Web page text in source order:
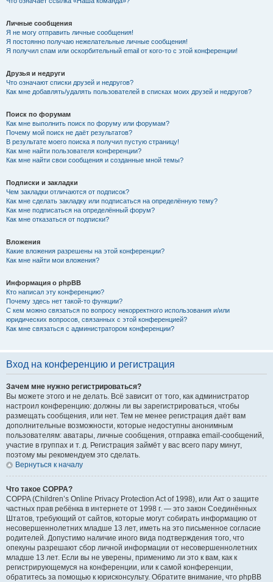
Личные сообщения
Я не могу отправить личные сообщения!
Я постоянно получаю нежелательные личные сообщения!
Я получил спам или оскорбительный email от кого-то с этой конференции!
Друзья и недруги
Что означают списки друзей и недругов?
Как мне добавлять/удалять пользователей в списках моих друзей и недругов?
Поиск по форумам
Как мне выполнить поиск по форуму или форумам?
Почему мой поиск не даёт результатов?
В результате моего поиска я получил пустую страницу!
Как мне найти пользователя конференции?
Как мне найти свои сообщения и созданные мной темы?
Подписки и закладки
Чем закладки отличаются от подписок?
Как мне сделать закладку или подписаться на определённую тему?
Как мне подписаться на определённый форум?
Как мне отказаться от подписки?
Вложения
Какие вложения разрешены на этой конференции?
Как мне найти мои вложения?
Информация о phpBB
Кто написал эту конференцию?
Почему здесь нет такой-то функции?
С кем можно связаться по вопросу некорректного использования и/или
юридических вопросов, связанных с этой конференцией?
Как мне связаться с администратором конференции?
Вход на конференцию и регистрация
Зачем мне нужно регистрироваться?
Вы можете этого и не делать. Всё зависит от того, как администратор
настроил конференцию: должны ли вы зарегистрироваться, чтобы
размещать сообщения, или нет. Тем не менее регистрация даёт вам
дополнительные возможности, которые недоступны анонимным
пользователям: аватары, личные сообщения, отправка email-сообщений,
участие в группах и т. д. Регистрация займёт у вас всего пару минут,
поэтому мы рекомендуем это сделать.
Вернуться к началу
Что такое COPPA?
COPPA (Children’s Online Privacy Protection Act of 1998), или Акт о защите
частных прав ребёнка в интернете от 1998 г. — это закон Соединённых
Штатов, требующий от сайтов, которые могут собирать информацию от
несовершеннолетних младше 13 лет, иметь на это письменное согласие
родителей. Допустимо наличие иного вида подтверждения того, что
опекуны разрешают сбор личной информации от несовершеннолетних
младше 13 лет. Если вы не уверены, применимо ли это к вам, как к
регистрирующемуся на конференции, или к самой конференции,
обратитесь за помощью к юрисконсульту. Обратите внимание, что phpBB